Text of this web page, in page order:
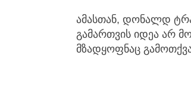
ამასთან, დონალდ
გამართვის იდეა არ
მზადყოფნაც